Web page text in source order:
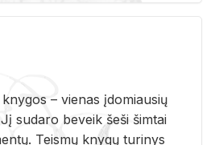
– vie­nas įdo­miau­sių
su­da­ro be­veik šeši šim­tai
Teis­mų kny­gų tu­ri­nys